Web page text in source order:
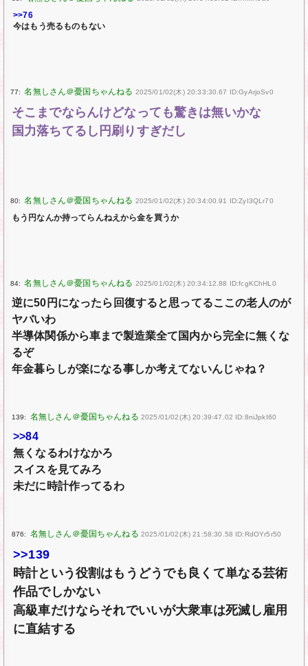
>>76
今はもう売るものもない
77: 2025/01/02(木) 20:33:30.67 ID:GyArjoSv0
そこまでならんけどなっても驚きは無いかな
国力落ちてるし円刷りすぎだし
80: 2025/01/02(木) 20:34:00.91 ID:ZyI3QLr70
もう円なんか持ってらんねえから金を買うか
84: 2025/01/02(木) 20:34:12.88 ID:fcgKChHL0
逆に50円になったら回復すると思ってるここの老人のが
ヤバいわ
半導体関係から車まで製造業全て国内から完全に無くな
るぞ
年金暮らしが楽になる事しか考えてないんじゃね？
139: 2025/01/02(木) 20:39:47.02 ID:8niJpkI60
>>84
無くなるわけなかろ
スイスを見てみろ
未だに時計作ってるわ
876: 2025/01/02(木) 21:58:30.58 ID:RdOYr5r50
>>139
時計という役割はもうどうでも良くて単なる芸術
作品でしかない
高級車だけならそれでいいが大衆車は死滅し雇用
に直結する